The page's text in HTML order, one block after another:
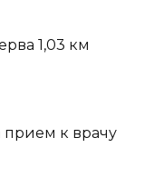
1,03 км
прием к врачу